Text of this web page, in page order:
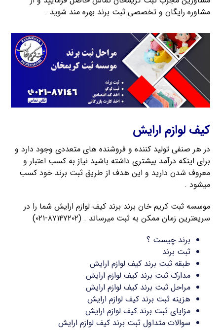
مشاوره رایگان و تخصصی ثبت برند بهره مند شوید .
کیف لوازم ارایش
در هر صنفی تولید کننده و فروشنده های متعددی وجود دارد و
برای اینکه درآمد بیشتری داشته باشید نیاز به کسب اعتبار و
معروف شدن دارید و این هدف از طریق ثبت برند خود کسب
میشود .
موسسه ثبت کریم خان برند برند کیف لوازم ارایش شما را در
سریعترین زمان ممکن به ثبت میرساند . (۸۷۱۴۷۲۰۲-۰۲۱)
برند چیست ؟
ثبت برند
طبقه ثبت برند کیف لوازم ارایش
مدارک ثبت برند کیف لوازم ارایش
مراحل ثبت برند کیف لوازم ارایش
هزینه ثبت برند کیف لوازم ارایش
مزایای ثبت برند کیف لوازم ارایش
سوالات متداول ثبت برند کیف لوازم ارایش